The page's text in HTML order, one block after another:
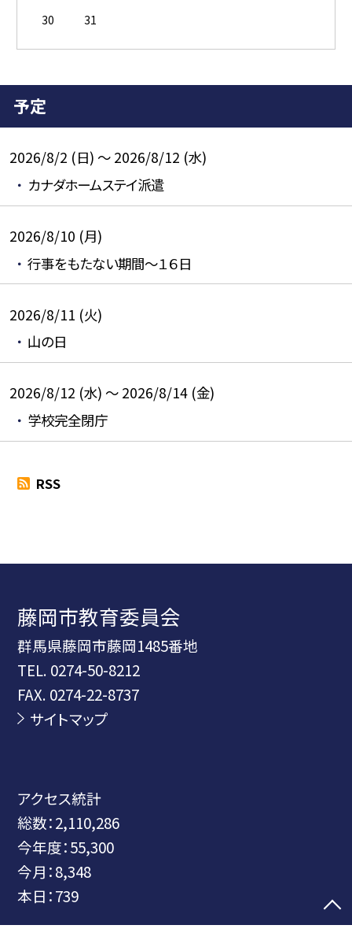
30
31
予定
2026/8/2 (日) ～ 2026/8/12 (水)
カナダホームステイ派遣
2026/8/10 (月)
行事をもたない期間～１６日
2026/8/11 (火)
山の日
2026/8/12 (水) ～ 2026/8/14 (金)
学校完全閉庁
RSS
藤岡市教育委員会
群馬県藤岡市藤岡1485番地
TEL. 0274-50-8212
FAX. 0274-22-8737
サイトマップ
アクセス統計
総数：2,110,286
今年度：55,300
今月：8,348
本日：739